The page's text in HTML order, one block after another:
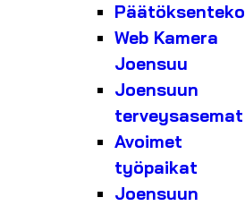
Päätöksenteko
Web Kamera
Joensuu
Joensuun
terveysasemat
Avoimet
työpaikat
Joensuun